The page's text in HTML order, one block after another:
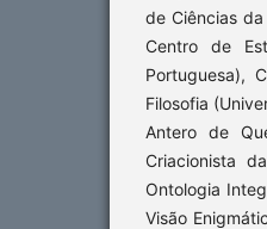
de Ciências
Centro de
Portuguesa),
Filosofia
Antero de
Criacionista
Ontologia
Visão